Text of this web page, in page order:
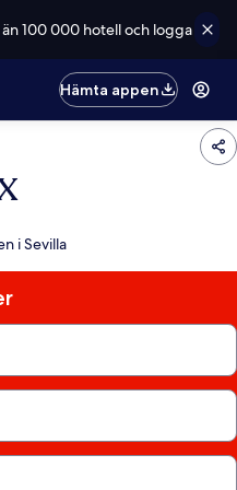
100 000 hotell och logga
Hämta appen
i Sevilla